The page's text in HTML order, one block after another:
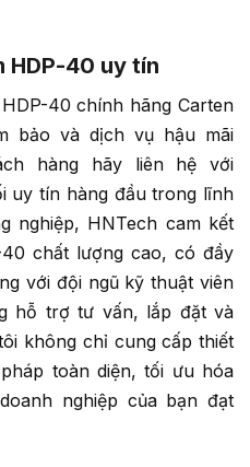
HDP-40 uy tín
40 chính hãng Carten
bảo và dịch vụ hậu mãi
hàng hãy liên hệ với
uy tín hàng đầu trong lĩnh
nghiệp, HNTech cam kết
chất lượng cao, có đầy
với đội ngũ kỹ thuật viên
hỗ trợ tư vấn, lắp đặt và
không chỉ cung cấp thiết
toàn diện, tối ưu hóa
nghiệp của bạn đạt